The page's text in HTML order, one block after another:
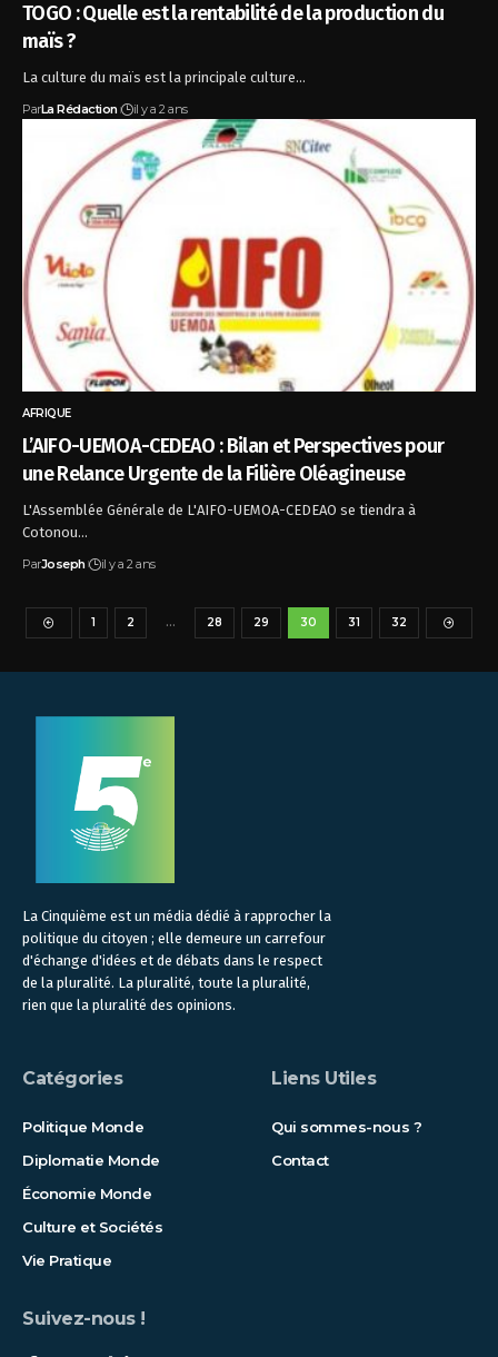
TOGO : Quelle est la rentabilité de la production du
maïs ?
La culture du maïs est la principale culture…
ParLa Rédaction il y a 2 ans
AFRIQUE
L’AIFO-UEMOA-CEDEAO : Bilan et Perspectives pour
une Relance Urgente de la Filière Oléagineuse
L'Assemblée Générale de L'AIFO-UEMOA-CEDEAO se tiendra à
Cotonou…
ParJoseph il y a 2 ans
1 2 … 28 29 30 31 32
La Cinquième est un média dédié à rapprocher la
politique du citoyen ; elle demeure un carrefour
d'échange d'idées et de débats dans le respect
de la pluralité. La pluralité, toute la pluralité,
rien que la pluralité des opinions.
Catégories
Politique Monde
Diplomatie Monde
Économie Monde
Culture et Sociétés
Vie Pratique
Liens Utiles
Qui sommes-nous ?
Contact
Suivez-nous !